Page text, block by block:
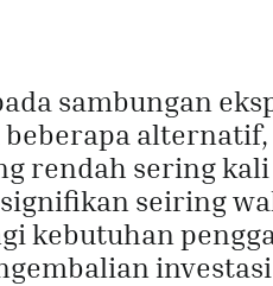
sambungan
alternatif,
rendah sering
seiring
kebutuhan